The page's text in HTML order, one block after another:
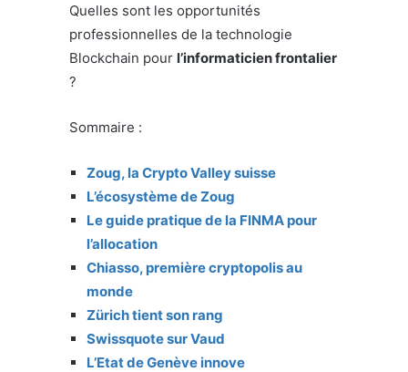
Quelles sont les opportunités
professionnelles de la technologie
Blockchain pour l’informaticien frontalier
?
Sommaire :
Zoug, la Crypto Valley suisse
L’écosystème de Zoug
Le guide pratique de la FINMA pour
l’allocation
Chiasso, première cryptopolis au
monde
Zürich tient son rang
Swissquote sur Vaud
L’Etat de Genève innove